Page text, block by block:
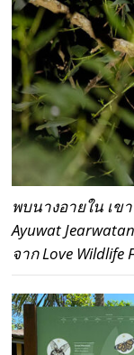
พบนางอายใน เข
Ayuwat
จาก Love